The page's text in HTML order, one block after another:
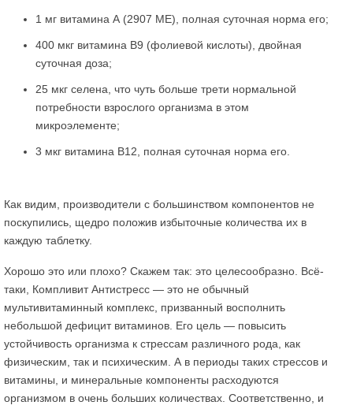
1 мг витамина А (2907 МЕ), полная суточная норма его;
400 мкг витамина В9 (фолиевой кислоты), двойная
суточная доза;
25 мкг селена, что чуть больше трети нормальной
потребности взрослого организма в этом
микроэлементе;
3 мкг витамина В12, полная суточная норма его.
Как видим, производители с большинством компонентов не
поскупились, щедро положив избыточные количества их в
каждую таблетку.
Хорошо это или плохо? Скажем так: это целесообразно. Всё-
таки, Компливит Антистресс — это не обычный
мультивитаминный комплекс, призванный восполнить
небольшой дефицит витаминов. Его цель — повысить
устойчивость организма к стрессам различного рода, как
физическим, так и психическим. А в периоды таких стрессов и
витамины, и минеральные компоненты расходуются
организмом в очень больших количествах. Соответственно, и